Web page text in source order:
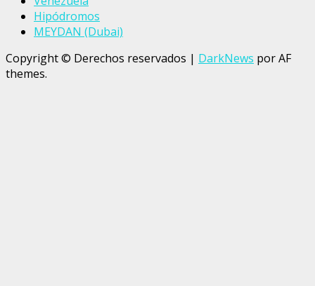
Hipódromos
MEYDAN (Dubai)
Copyright © Derechos reservados | DarkNews por AF
themes.